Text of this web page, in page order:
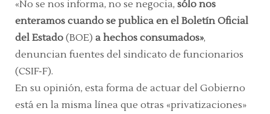
«No se nos informa, no se negocia, sólo nos
enteramos cuando se publica en el Boletín Oficial
del Estado (BOE) a hechos consumados»,
denuncian fuentes del sindicato de funcionarios
(CSIF-F).
En su opinión, esta forma de actuar del Gobierno
está en la misma línea que otras «privatizaciones»